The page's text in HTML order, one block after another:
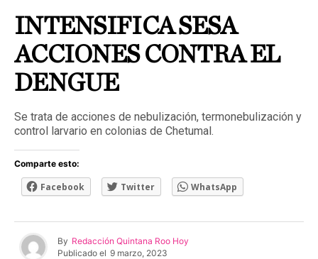
INTENSIFICA SESA
ACCIONES CONTRA EL
DENGUE
Se trata de acciones de nebulización, termonebulización y
control larvario en colonias de Chetumal.
Comparte esto:
Facebook Twitter WhatsApp
By Redacción Quintana Roo Hoy
Publicado el 9 marzo, 2023